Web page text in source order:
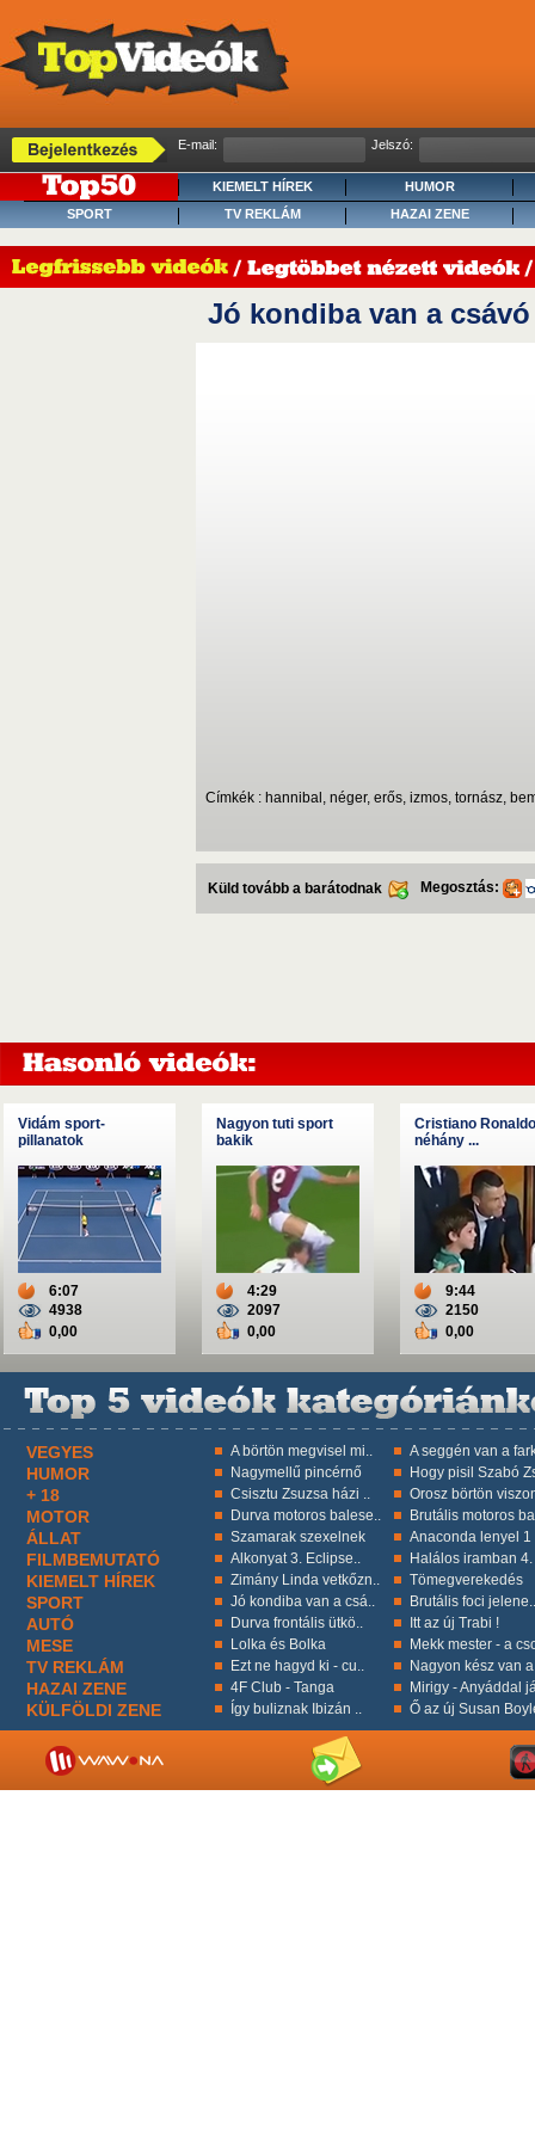
E-mail: Jelszó:
KIEMELT HÍREK
HUMOR
SPORT
TV REKLÁM HAZAI ZENE
Jó kondiba van a
Címkék : hannibal, néger, erős, izmos, tornász,
Küld tovább a barátodnak Megosztás:
Vidám sport-
pillanatok
6:07
4938
0,00
Nagyon tuti sport
bakik
4:29
2097
0,00
Cristiano Ronaldo
néhány ...
9:44
2150
0,00
VEGYES A börtön megvisel mi.. A seggén van a
HUMOR Nagymellű pincérnő Hogy pisil Szabó
+ 18 Csisztu Zsuzsa házi .. Orosz börtön
MOTOR Durva motoros balese.. Brutális motoros
ÁLLAT Szamarak szexelnek Anaconda lenyel 1
FILMBEMUTATÓ Alkonyat 3. Eclipse.. Halálos iramban 4.
KIEMELT HÍREK Zimány Linda vetkőzn.. Tömegverekedés
SPORT Jó kondiba van a csá.. Brutális foci jelene..
AUTÓ Durva frontális ütkö.. Itt az új Trabi !
MESE Lolka és Bolka Mekk mester - a
TV REKLÁM Ezt ne hagyd ki - cu.. Nagyon kész van
HAZAI ZENE 4F Club - Tanga Mirigy - Anyáddal
KÜLFÖLDI ZENE Így buliznak Ibizán .. Ő az új Susan